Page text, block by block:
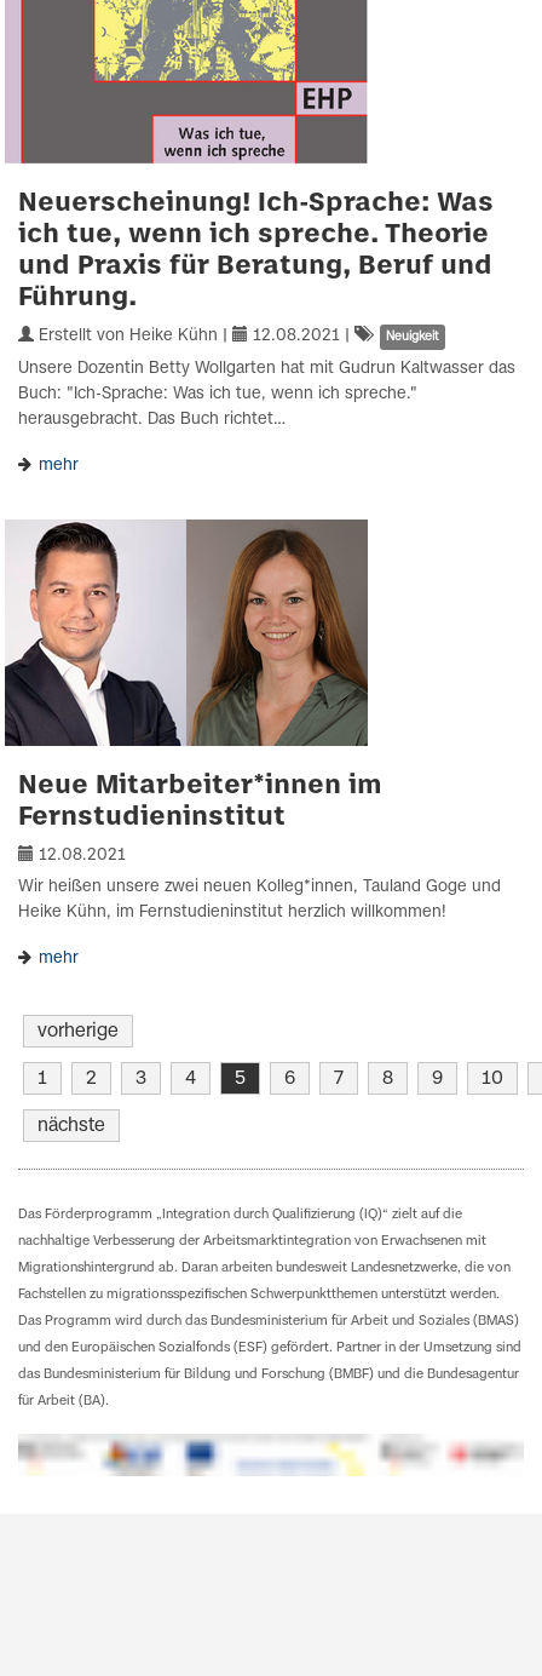
Neuerscheinung! Ich-Sprache: Was
ich tue, wenn ich spreche. Theorie
und Praxis für Beratung, Beruf und
Führung.
Erstellt von Heike Kühn | 12.08.2021 Neuigkeit
Unsere Dozentin Betty Wollgarten hat mit Gudrun Kaltwasser das
Buch: "Ich-Sprache: Was ich tue, wenn ich spreche."
herausgebracht. Das Buch richtet…
mehr
Neue Mitarbeiter*innen im
Fernstudieninstitut
12.08.2021
Wir heißen unsere zwei neuen Kolleg*innen, Tauland Goge und
Heike Kühn, im Fernstudieninstitut herzlich willkommen!
mehr
vorherige
1 2 3 4 5 6 7 8 9 10
nächste
Das Förderprogramm „Integration durch Qualifizierung (IQ)“ zielt auf die
nachhaltige Verbesserung der Arbeitsmarktintegration von Erwachsenen mit
Migrationshintergrund ab. Daran arbeiten bundesweit Landesnetzwerke, die von
Fachstellen zu migrationsspezifischen Schwerpunktthemen unterstützt werden.
Das Programm wird durch das Bundesministerium für Arbeit und Soziales (BMAS)
und den Europäischen Sozialfonds (ESF) gefördert. Partner in der Umsetzung sind
das Bundesministerium für Bildung und Forschung (BMBF) und die Bundesagentur
für Arbeit (BA).